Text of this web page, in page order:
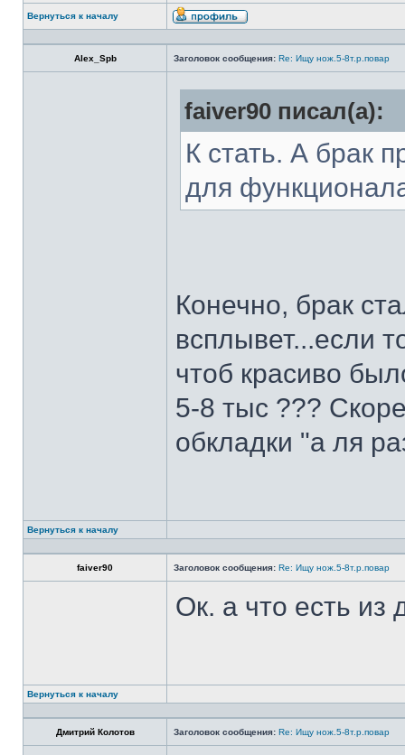
Вернуться к началу
Alex_Spb Заголовок сообщения: Re: Ищу нож.5-8т.р.повар
faiver90 писал(а):
К стать. А брак
для
Конечно, брак
всплывет...если
чтоб красиво
5-8 тыс ???
обкладки "а ля
Вернуться к началу
faiver90 Заголовок сообщения: Re: Ищу нож.5-8т.р.повар
Ок. а что есть из
Вернуться к началу
Дмитрий Колотов Заголовок сообщения: Re: Ищу нож.5-8т.р.повар